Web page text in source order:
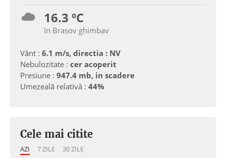
16.3 ºC
în Brasov ghimbav
Vânt : 6.1 m/s, directia : NV
Nebulozitate : cer acoperit
Presiune : 947.4 mb, in scadere
Umezeală relativă : 44%
Cele mai citite
AZI 7 ZILE 30 ZILE